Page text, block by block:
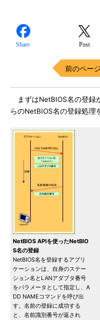
Share Post
前のペー
まずはNetBIOS名の登録
らのNetBIOS名の登録処理
NetBIOS APIを使ったNetBIO
S名の登録
NetBIOS名を登録するアプリ
ケーションは、自身のステー
ション名とLANアダプタ番号
をパラメータとして指定し、A
DD NAMEコマンドを呼び出
す。名前の登録に成功する
と、名前識別番号が返され